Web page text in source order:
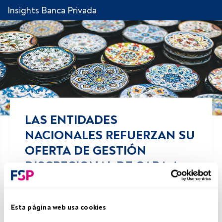
Esta página web usa cookies
Insights Banca Privada
LAS ENTIDADES
NACIONALES REFUERZAN SU
OFERTA DE GESTIÓN
DISCRECIONAL DE CARA A
2024
Comparte!